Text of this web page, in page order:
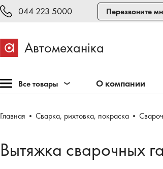
044 223 5000 Перезвоните
Автомеханіка
Все товары
Оборудование для СТО
шиномонтажа
О компании
Главная Сварка, рихтовка, покраска
Вытяжка сварочных